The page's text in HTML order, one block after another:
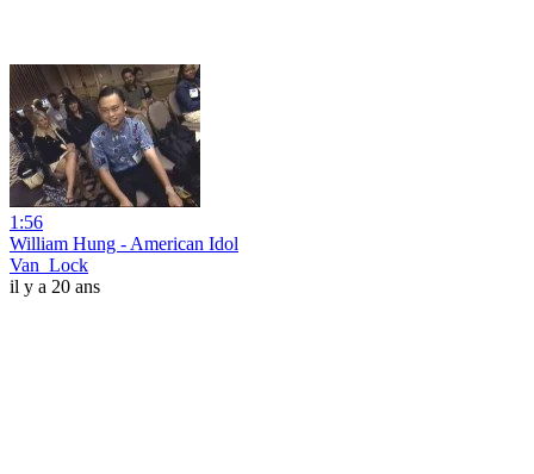
1:56
William Hung - American Idol
Van_Lock
il y a 20 ans